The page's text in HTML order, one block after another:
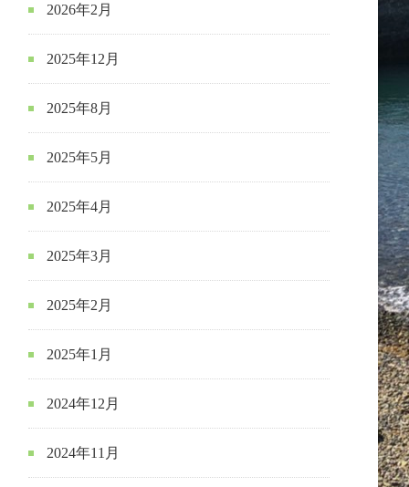
2026年2月
2025年12月
2025年8月
2025年5月
2025年4月
2025年3月
2025年2月
2025年1月
2024年12月
2024年11月